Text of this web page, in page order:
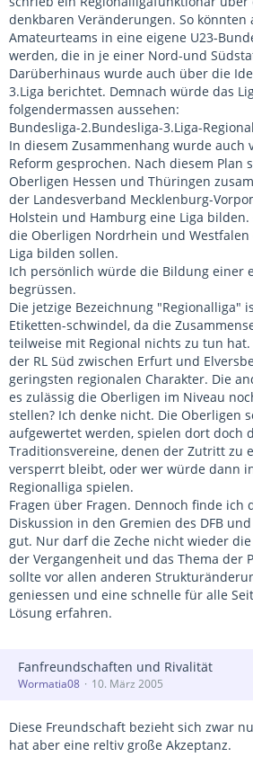
denkbaren Veränderungen. So könnten
Amateurteams in eine eigene U23-
werden, die in je einer Nord-und
Darüberhinaus wurde auch über die
3.Liga berichtet. Demnach würde das
folgendermassen aussehen:
Bundesliga-2.Bundesliga-3.Liga-
In diesem Zusammenhang wurde auch
Reform gesprochen. Nach diesem Plan
Oberligen Hessen und Thüringen
der Landesverband Mecklenburg-
Holstein und Hamburg eine Liga
die Oberligen Nordrhein und
Liga bilden sollen.
Ich persönlich würde die Bildung einer
begrüssen.
Die jetzige Bezeichnung "Regionalliga"
Etiketten-schwindel, da die
teilweise mit Regional nichts zu tun
der RL Süd zwischen Erfurt und
geringsten regionalen Charakter. Die
es zulässig die Oberligen im Niveau
stellen? Ich denke nicht. Die Oberligen
aufgewertet werden, spielen dort doch
Traditionsvereine, denen der Zutritt zu
versperrt bleibt, oder wer würde dann
Regionalliga spielen.
Fragen über Fragen. Dennoch finde ich
Diskussion in den Gremien des DFB
gut. Nur darf die Zeche nicht wieder
der Vergangenheit und das Thema der
sollte vor allen anderen
geniessen und eine schnelle für alle
Lösung erfahren.
Fanfreundschaften und Rivalität
Wormatia08 10. März 2005
Diese Freundschaft bezieht sich zwar
hat aber eine reltiv große Akzeptanz.